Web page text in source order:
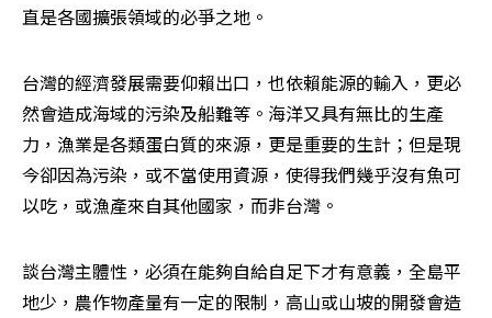
直是各國擴張領域的必爭之地。
台灣的經濟發展需要仰賴出口，也依賴能源的輸入，更必
然會造成海域的污染及船難等。海洋又具有無比的生產
力，漁業是各類蛋白質的來源，更是重要的生計；但是現
今卻因為污染，或不當使用資源，使得我們幾乎沒有魚可
以吃，或漁產來自其他國家，而非台灣。
談台灣主體性，必須在能夠自給自足下才有意義，全島平
地少，農作物產量有一定的限制，高山或山坡的開發會造